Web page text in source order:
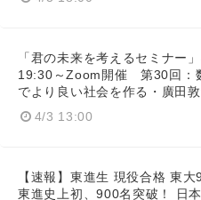
「君の未来を考えるセミナー
19:30～Zoom開催 第30回：
でより良い社会を作る・廣田
4/3 13:00
【速報】東進生 現役合格 東
東進史上初、900名突破！ 日